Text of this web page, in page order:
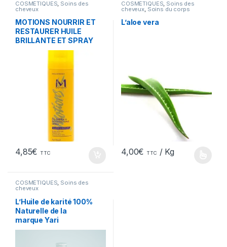
COSMÉTIQUES, Soins des
cheveux
MOTIONS NOURRIR ET
RESTAURER HUILE
BRILLANTE ET SPRAY
REVITALISANT 11,25 OZ
4,85€ TTC
COSMÉTIQUES, Soins des
cheveux, Soins du corps
L’aloe vera
4,00€ TTC / Kg
COSMÉTIQUES, Soins des
cheveux
L’Huile de karité 100%
Naturelle de la
marque Yari